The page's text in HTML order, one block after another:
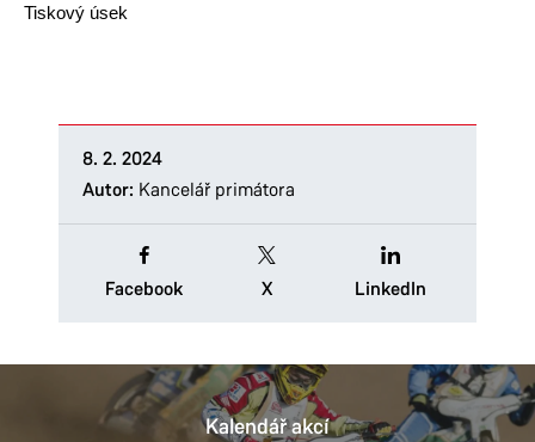
Tiskový úsek
8. 2. 2024
Autor: Kancelář primátora
Facebook X LinkedIn
Kalendář akcí